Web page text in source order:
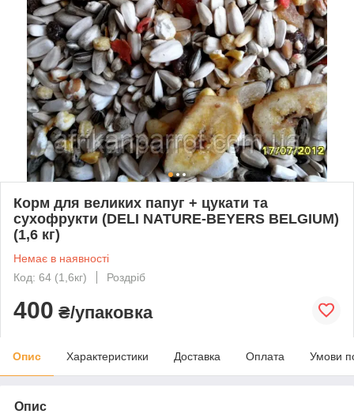
Корм для великих папуг + цукати та
сухофрукти (DELI NATURE-BEYERS BELGIUM)
(1,6 кг)
Немає в наявності
Код: 64 (1,6кг)
Роздріб
400 ₴/упаковка
Опис Характеристики Доставка Оплата Умови
Опис